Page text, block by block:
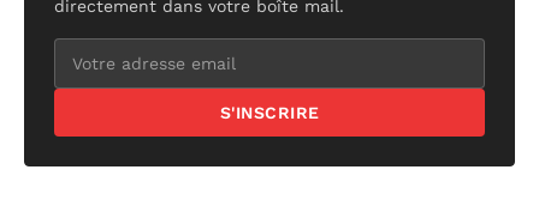
directement dans votre boîte mail.
S'INSCRIRE